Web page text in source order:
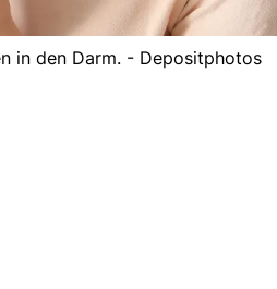
in den Darm. - Depositphotos